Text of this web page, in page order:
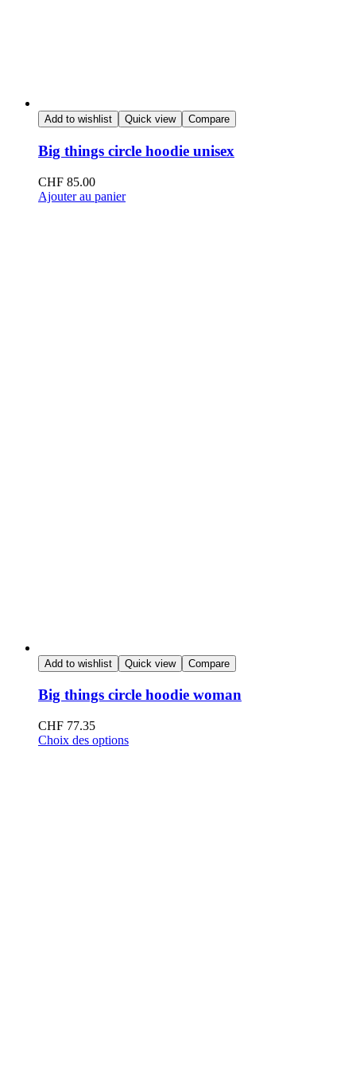
Add to wishlist Quick view Compare
Big things circle hoodie unisex
CHF 85.00
Ajouter au panier
Add to wishlist Quick view Compare
Big things circle hoodie woman
CHF 77.35
Choix des options